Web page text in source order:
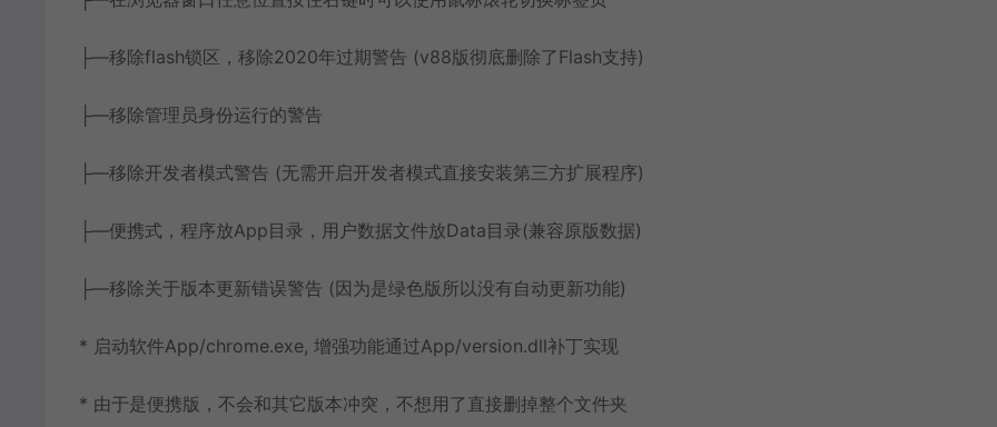
├—移除flash锁区，移除2020年过期警告 (v88版彻底删除了Flash支持)
├—移除管理员身份运行的警告
├—移除开发者模式警告 (无需开启开发者模式直接安装第三方扩展程序)
├—便携式，程序放App目录，用户数据文件放Data目录(兼容原版数据)
├—移除关于版本更新错误警告 (因为是绿色版所以没有自动更新功能)
* 启动软件App/chrome.exe, 增强功能通过App/version.dll补丁实现
* 由于是便携版，不会和其它版本冲突，不想用了直接删掉整个文件夹